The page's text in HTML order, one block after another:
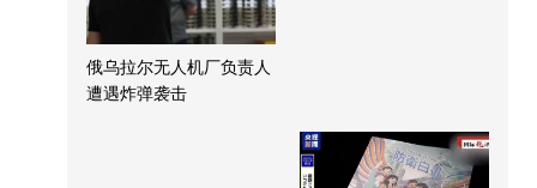
俄乌拉尔无人机厂负责人
遭遇炸弹袭击